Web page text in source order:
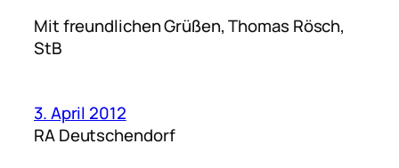
Mit freundlichen Grüßen, Thomas Rösch,
StB
3. April 2012
RA Deutschendorf